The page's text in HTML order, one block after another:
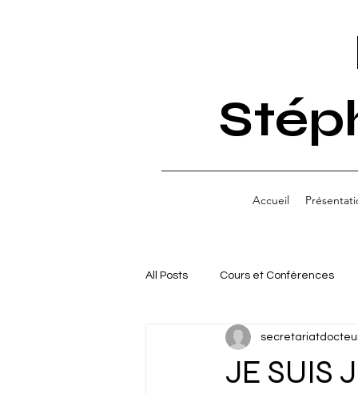
Accueil
All Posts Cours et Conférences
JE SUIS